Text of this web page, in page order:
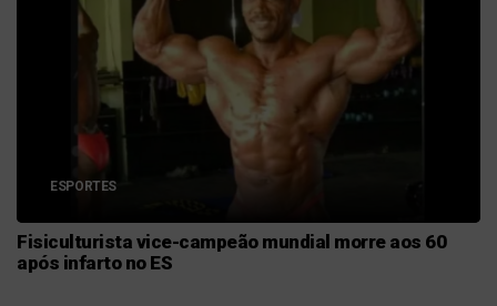
ESPORTES
Fisiculturista vice-campeão mundial morre aos 60
após infarto no ES